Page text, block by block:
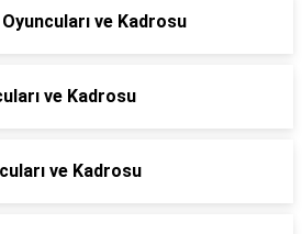
ve Kadrosu
ve Kadrosu
ve Kadrosu